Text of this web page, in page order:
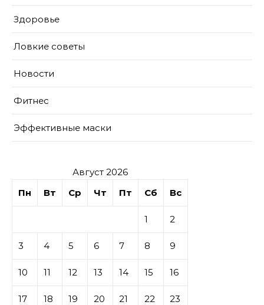
Здоровье
Ловкие советы
Новости
Фитнес
Эффективные маски
Август 2026
Пн
Вт Ср Чт Пт Сб Вс
1 2
3 4 5 6 7 8 9
10 11 12 13 14 15 16
17 18 19 20 21 22 23